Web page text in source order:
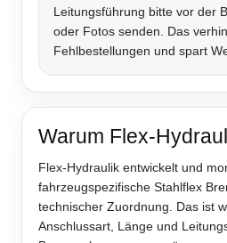
Leitungsführung bitte vor der
oder Fotos senden. Das
Fehlbestellungen und spart
Warum Flex-
Flex-Hydraulik entwickelt und
fahrzeugspezifische Stahlflex
technischer Zuordnung. Das ist
Anschlussart, Länge und